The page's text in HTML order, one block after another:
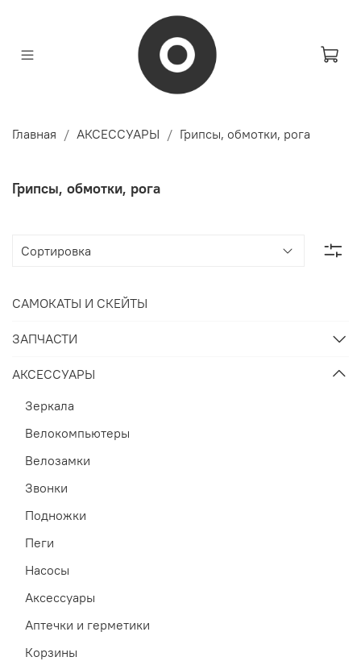
Главная АКСЕССУАРЫ Грипсы, обмотки, рога
Грипсы, обмотки, рога
САМОКАТЫ И СКЕЙТЫ
ЗАПЧАСТИ
АКСЕССУАРЫ
Зеркала
Велокомпьютеры
Велозамки
Звонки
Подножки
Пеги
Насосы
Аксессуары
Аптечки и герметики
Корзины